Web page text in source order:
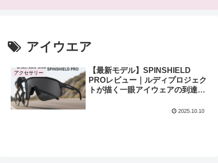
アイウエア
アクセサリー
【最新モデル】SPINSHIELD
PROレビュー｜ルディプロジェク
トが描く一眼アイウェアの到達点
2025.10.10